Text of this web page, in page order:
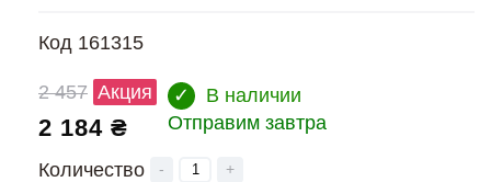
Код 161315
2 457 Акция
2 184 ₴
✓
В наличии
Отправим завтра
Количество - +